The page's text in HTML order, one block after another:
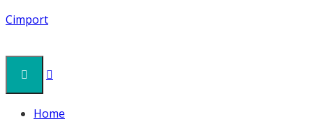
Cimport
Home